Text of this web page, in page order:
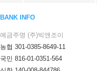
BANK INFO
예금주명 (주)빅앤조이
농협 301-0385-8649-11
국민 816-01-0351-564